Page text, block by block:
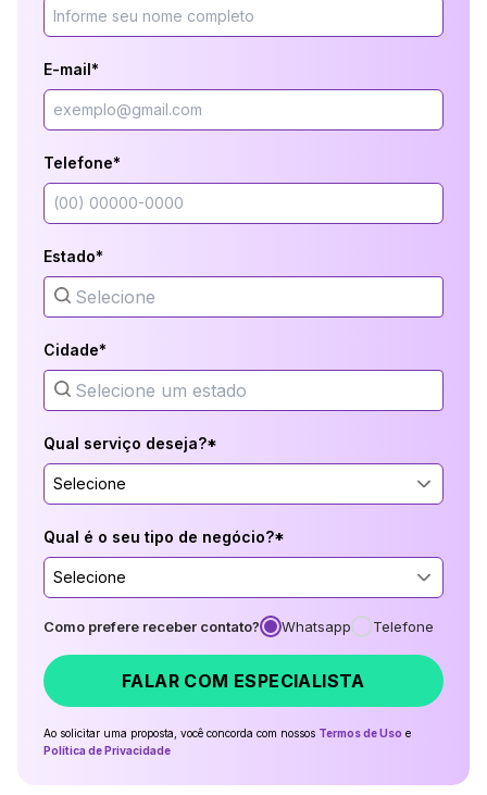
E-mail*
Telefone*
Estado*
Cidade*
Qual serviço deseja?*
Selecione
Qual é o seu tipo de negócio?*
Selecione
Como prefere receber contato? Whatsapp Telefone
FALAR COM ESPECIALISTA
Ao solicitar uma proposta, você concorda com nossos Termos de Uso e
Política de Privacidade